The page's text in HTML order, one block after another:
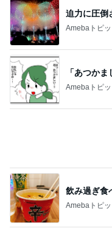
「あつかま
Amebaトピッ
ゲキ甘ザッ
Amebaトピッ